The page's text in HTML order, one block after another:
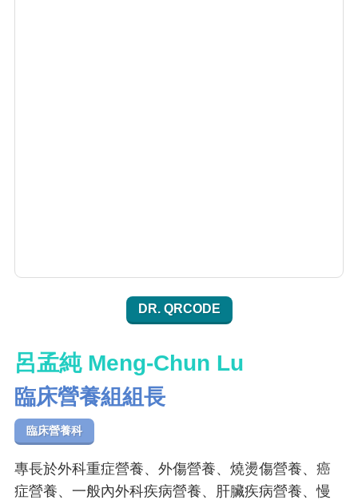
DR. QRCODE
呂孟純 Meng-Chun Lu
臨床營養組組長
臨床營養科
專長於外科重症營養、外傷營養、燒燙傷營養、癌
症營養、一般內外科疾病營養、肝臟疾病營養、慢